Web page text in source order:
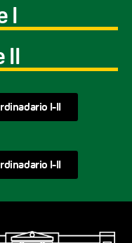
I
II
I-II
I-II